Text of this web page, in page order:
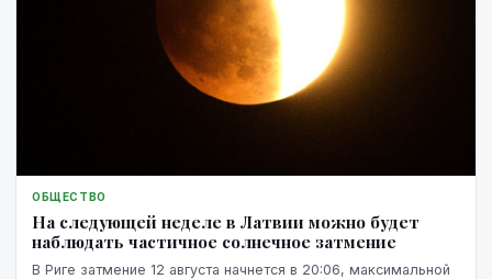
ОБЩЕСТВО
На следующей неделе в Латвии можно будет
наблюдать частичное солнечное затмение
В Риге затмение 12 августа начнется в 20:06, максимальной